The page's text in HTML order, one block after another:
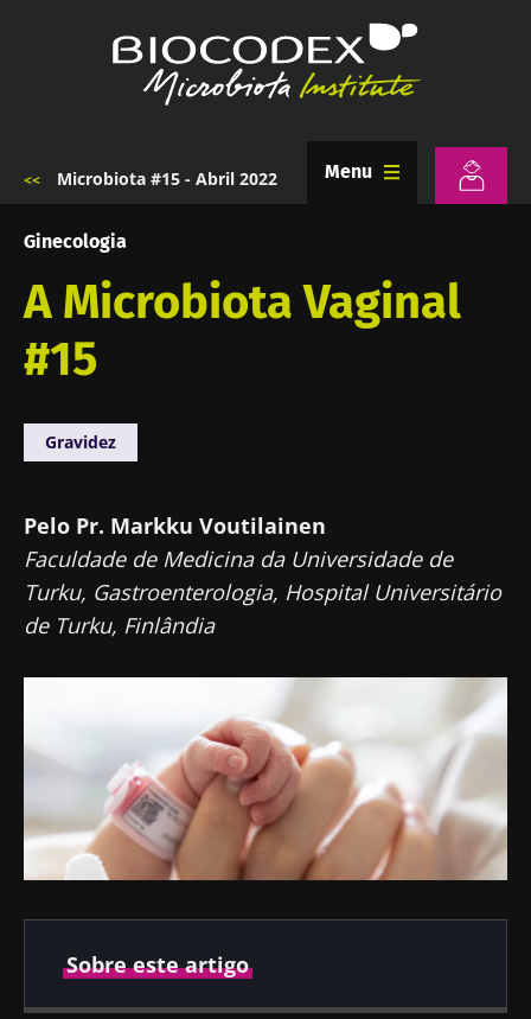
Microbiota #15 - Abril 2022 Menu
Ginecologia
A Microbiota Vaginal
#15
Gravidez
Pelo Pr. Markku Voutilainen
Faculdade de Medicina da Universidade de
Turku, Gastroenterologia, Hospital Universitário
de Turku, Finlândia
Sobre este artigo